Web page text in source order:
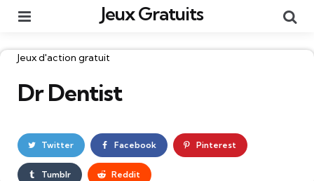
Jeux Gratuits
Catégories
Jeux d'action gratuit
Dr Dentist
Twitter Facebook Pinterest
Tumblr Reddit